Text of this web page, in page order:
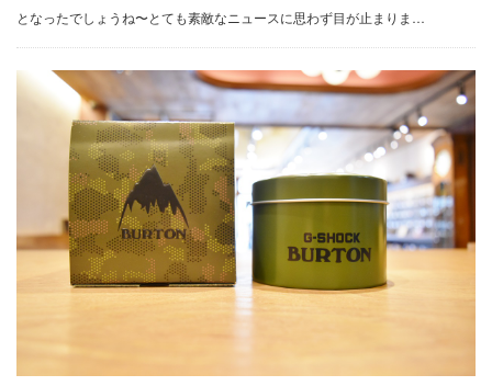
となったでしょうね〜とても素敵なニュースに思わず目が止まりま…